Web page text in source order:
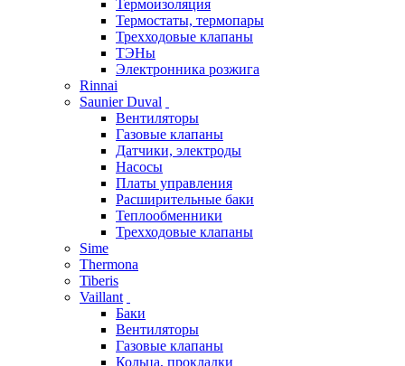
Термоизоляция
Термостаты, термопары
Трехходовые клапаны
ТЭНы
Электронника розжига
Rinnai
Saunier Duval
Вентиляторы
Газовые клапаны
Датчики, электроды
Насосы
Платы управления
Расширительные баки
Теплообменники
Трехходовые клапаны
Sime
Thermona
Tiberis
Vaillant
Баки
Вентиляторы
Газовые клапаны
Кольца, прокладки